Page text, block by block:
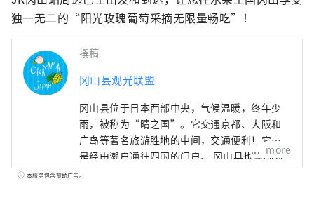
独一无二的“阳光玫瑰葡萄采摘无限量畅吃”！
撰稿
冈山县观光联盟
冈山县位于日本西部中央，气候温暖，终年少
雨，被称为“晴之国”。它交通京都、大阪和
广岛等著名旅游胜地的中间，交通便利！它也
是经由濑户通往四国的门户。 冈山县也被称为
“水果冈山”，在濑户内温暖的气候下，阳光
more
本服务包含赞助广告。